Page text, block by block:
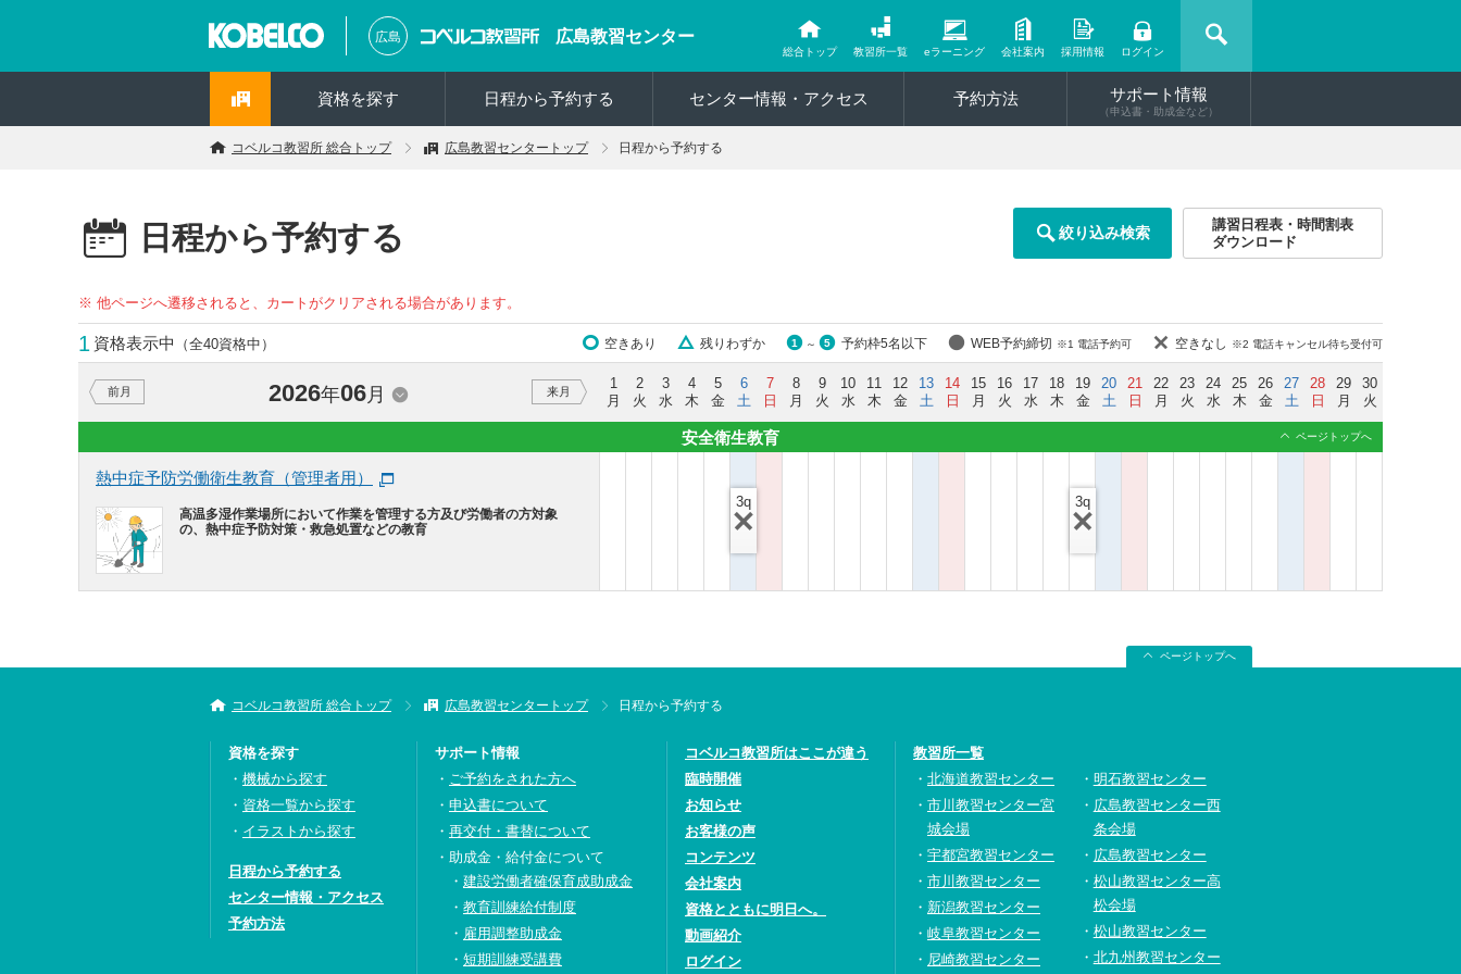
広島 広島教習センター
総合トップ 教習所一覧 eラーニング 会社案内 採用情報 ログイン
資格を探す 日程から予約する センター情報・アクセス 予約方法 サポート情報
（申込書・助成金など）
コベルコ教習所 総合トップ 広島教習センタートップ 日程から予約する
日程から予約する 絞り込み検索
講習日程表・時間割表
ダウンロード
※ 他ページへ遷移されると、カートがクリアされる場合があります。
1 資格表示中 （全40資格中） 空きあり 残りわずか 1 ～ 5 予約枠5名以下 WEB予約締切 ※1 電話予約可 空きなし ※2 電話キャンセル待ち受付可
前月 2026年06月 来月
1
月
2
火
3
水
4
木
5
金
6
土
7
日
8
月
9
火
10
水
11
木
12
金
13
土
14
日
15
月
16
火
17
水
18
木
19
金
20
土
21
日
22
月
23
火
24
水
25
木
26
金
27
土
28
日
29
月
30
火
安全衛生教育 ページトップへ
熱中症予防労働衛生教育（管理者用）
高温多湿作業場所において作業を管理する方及び労働者の方対象
の、熱中症予防対策・救急処置などの教育
3q
3q
ページトップへ
コベルコ教習所 総合トップ 広島教習センタートップ 日程から予約する
資格を探す
機械から探す
資格一覧から探す
イラストから探す
日程から予約する
センター情報・アクセス
予約方法
サポート情報
ご予約をされた方へ
申込書について
再交付・書替について
助成金・給付金について
建設労働者確保育成助成金
教育訓練給付制度
雇用調整助成金
短期訓練受講費
コベルコ教習所はここが違う
臨時開催
お知らせ
お客様の声
コンテンツ
会社案内
資格とともに明日へ。
動画紹介
ログイン
教習所一覧
北海道教習センター
市川教習センター宮
城会場
宇都宮教習センター
市川教習センター
新潟教習センター
岐阜教習センター
尼崎教習センター
明石教習センター
広島教習センター西
条会場
広島教習センター
松山教習センター高
松会場
松山教習センター
北九州教習センター